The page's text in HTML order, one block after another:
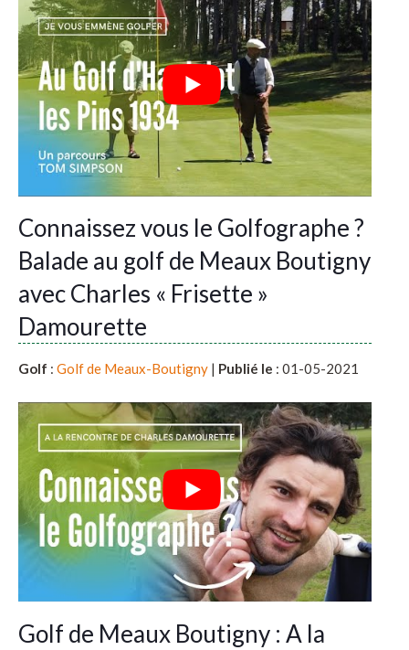
Connaissez vous le Golfographe ?
Balade au golf de Meaux Boutigny
avec Charles « Frisette »
Damourette
Golf : Golf de Meaux-Boutigny | Publié le : 01-05-2021
Golf de Meaux Boutigny : A la